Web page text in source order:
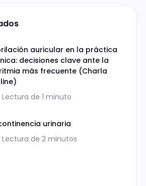
auricular en la práctica
decisiones clave ante la
más frecuente (Charla
Lectura de 1 minuto
urinaria
Lectura de 2 minutos